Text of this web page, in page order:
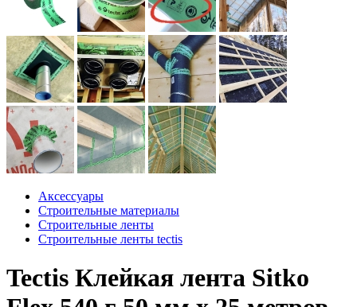
Аксессуары
Строительные материалы
Строительные ленты
Строительные ленты tectis
Tectis Клейкая лента Sitko